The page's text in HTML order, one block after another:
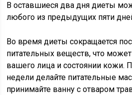
В оставшиеся два дня диеты
любого из предыдущих пяти
Во время диеты сокращается
питательных веществ, что может
вашего лица и состоянии кожи.
недели делайте питательные
принимайте ванну с отваром